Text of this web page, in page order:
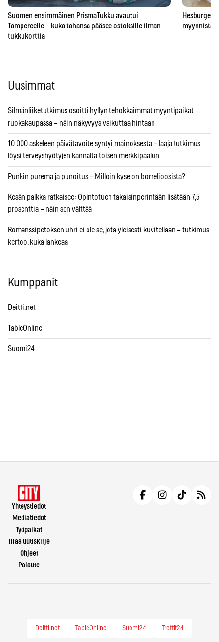
Suomen ensimmäinen PrismaTukku avautui
Tampereelle – kuka tahansa pääsee ostoksille ilman
tukkukorttia
myynnistä
Uusimmat
Silmänliiketutkimus osoitti hyllyn tehokkaimmat myyntipaikat
ruokakaupassa – näin näkyvyys vaikuttaa hintaan
10 000 askeleen päivätavoite syntyi mainoksesta – laaja tutkimus
löysi terveyshyötyjen kannalta toisen merkkipaalun
Punkin purema ja punoitus – Milloin kyse on borrelioosista?
Kesän palkka ratkaisee: Opintotuen takaisinperintään lisätään 7,5
prosenttia – näin sen välttää
Romanssipetoksen uhri ei ole se, jota yleisesti kuvitellaan – tutkimus
kertoo, kuka lankeaa
Kumppanit
Deitti.net
TableOnline
Suomi24
Yhteystiedot
Mediatiedot
Työpaikat
Tilaa uutiskirje
Ohjeet
Palaute
Deitti.net TableOnline Suomi24 Treffit24